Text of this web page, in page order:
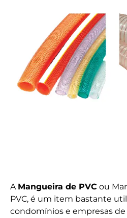
A Mangueira de PVC ou
PVC, é um item bastante
condomínios e empresas